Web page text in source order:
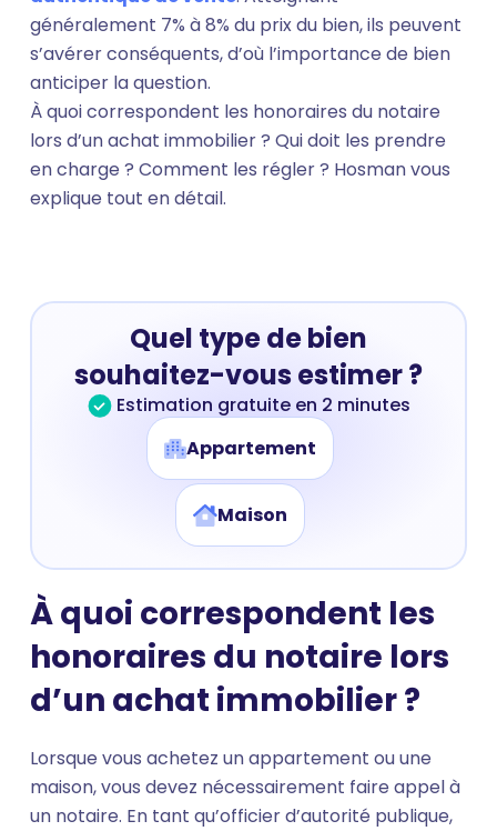
généralement 7% à 8% du prix du bien, ils peuvent
s’avérer conséquents, d’où l’importance de bien
anticiper la question.
À quoi correspondent les honoraires du notaire
lors d’un achat immobilier ? Qui doit les prendre
en charge ? Comment les régler ? Hosman vous
explique tout en détail.
Quel type de bien
souhaitez-vous estimer ?
Estimation gratuite en 2 minutes
Appartement
Maison
À quoi correspondent les
honoraires du notaire lors
d’un achat immobilier ?
Lorsque vous achetez un appartement ou une
maison, vous devez nécessairement faire appel à
un notaire. En tant qu’officier d’autorité publique,